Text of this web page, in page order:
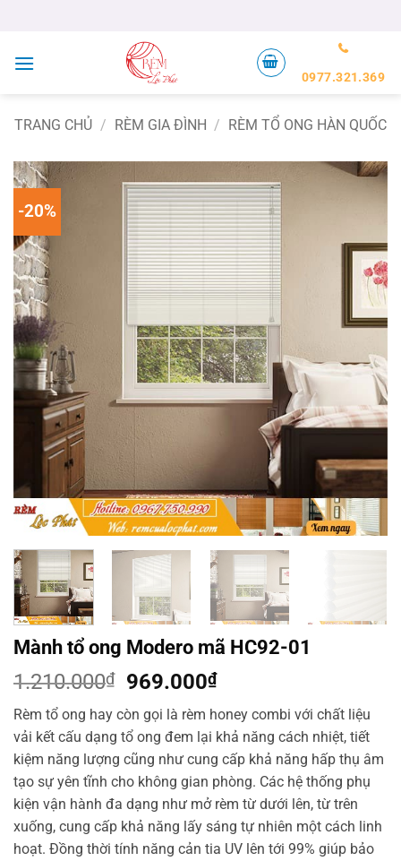
nội
0977.321.369
TRANG CHỦ / RÈM GIA ĐÌNH / RÈM TỔ ONG HÀN QUỐC
-20%
Mành tổ ong Modero mã HC92-01
1.210.000₫
Giá
gốc
là:
1.210.000₫.
969.000₫Giá
tại
là:
969.000₫.
Rèm tổ ong hay còn gọi là rèm honey combi với chất liệu
vải kết cấu dạng tổ ong đem lại khả năng cách nhiệt, tiết
kiệm năng lượng cũng như cung cấp khả năng hấp thụ âm
tạo sự yên tĩnh cho không gian phòng. Các hệ thống phụ
kiện vận hành đa dạng như mở rèm từ dưới lên, từ trên
xuống, cung cấp khả năng lấy sáng tự nhiên một cách linh
hoạt. Đồng thời tính năng cản tia UV lên tới 99% giúp bảo